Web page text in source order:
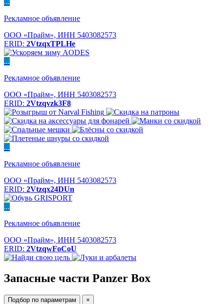
...
Рекламное объявление
ООО «Прайм», ИНН 5403082573
ERID: 2VtzqxTPLHe
...
Рекламное объявление
ООО «Прайм», ИНН 5403082573
ERID: 2Vtzqvzk3F8
...
Рекламное объявление
ООО «Прайм», ИНН 5403082573
ERID: 2Vtzqx24DUn
...
Рекламное объявление
ООО «Прайм», ИНН 5403082573
ERID: 2VtzqwFoCoU
Запасные части Panzer Box
Подбор по параметрам ×